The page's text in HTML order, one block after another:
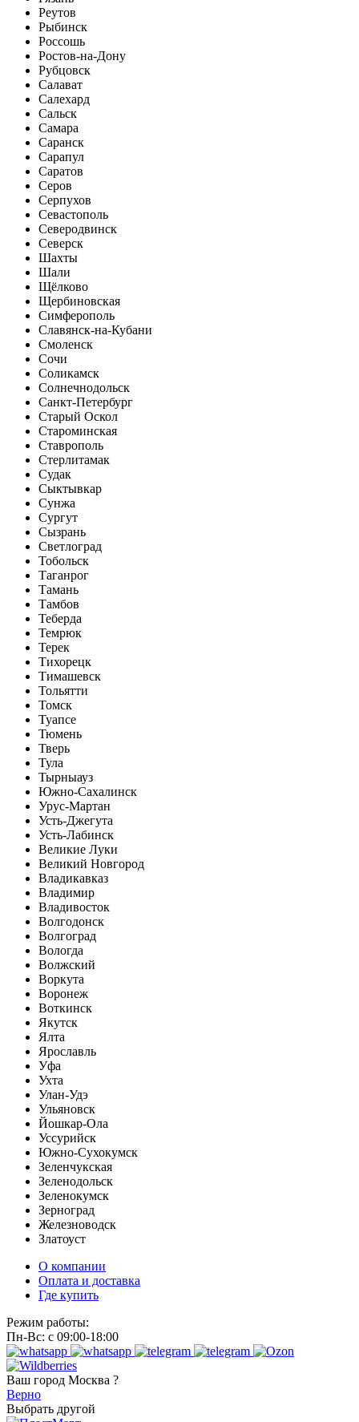
Реутов
Рыбинск
Россошь
Ростов-на-Дону
Рубцовск
Салават
Салехард
Сальск
Самара
Саранск
Сарапул
Саратов
Серов
Серпухов
Севастополь
Северодвинск
Северск
Шахты
Шали
Щёлково
Щербиновская
Симферополь
Славянск-на-Кубани
Смоленск
Сочи
Соликамск
Солнечнодольск
Санкт-Петербург
Старый Оскол
Староминская
Ставрополь
Стерлитамак
Судак
Сыктывкар
Сунжа
Сургут
Сызрань
Светлоград
Тобольск
Таганрог
Тамань
Тамбов
Теберда
Темрюк
Терек
Тихорецк
Тимашевск
Тольятти
Томск
Туапсе
Тюмень
Тверь
Тула
Тырныауз
Южно-Сахалинск
Урус-Мартан
Усть-Джегута
Усть-Лабинск
Великие Луки
Великий Новгород
Владикавказ
Владимир
Владивосток
Волгодонск
Волгоград
Вологда
Волжский
Воркута
Воронеж
Воткинск
Якутск
Ялта
Ярославль
Уфа
Ухта
Улан-Удэ
Ульяновск
Йошкар-Ола
Уссурийск
Южно-Сухокумск
Зеленчукская
Зеленодольск
Зеленокумск
Зерноград
Железноводск
Златоуст
О компании
Оплата и доставка
Где купить
Режим работы:
Пн-Вс: с 09:00-18:00
Ваш город Москва ?
Верно
Выбрать другой